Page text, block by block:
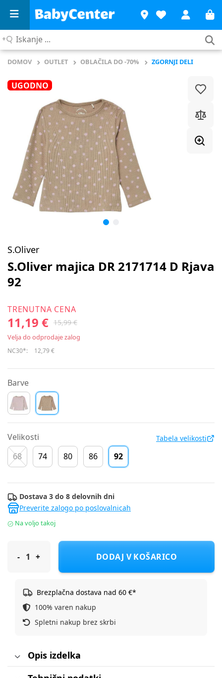
Iskanje
DOMOV OUTLET OBLAČILA DO -70% ZGORNJI DELI
UGODNO
S.Oliver
S.Oliver majica DR 2171714 D Rjava
92
TRENUTNA CENA
11,19 € 15,99 €
Velja do odprodaje zalog
NC30*: 12,79 €
Barve
Velikosti Tabela velikosti
68 74 80 86 92
Dostava 3 do 8 delovnih dni
Preverite zalogo po poslovalnicah
Na voljo takoj
S.Oliver majica DR 2171714 D Rjava 92
DODAJ V KOŠARICO
Brezplačna dostava nad 60 €*
100% varen nakup
Spletni nakup brez skrbi
Opis izdelka